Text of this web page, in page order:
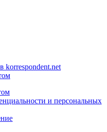
korrespondent.net
и персональных